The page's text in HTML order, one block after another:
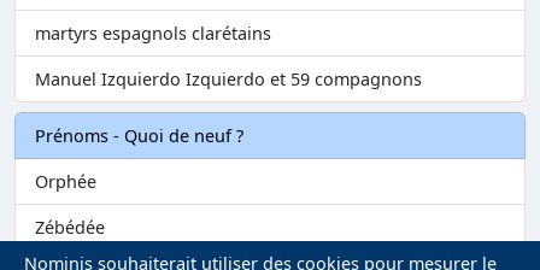
martyrs espagnols clarétains
Manuel Izquierdo Izquierdo et 59 compagnons
Prénoms - Quoi de neuf ?
Orphée
Zébédée
Nominis souhaiterait utiliser des cookies pour mesurer le